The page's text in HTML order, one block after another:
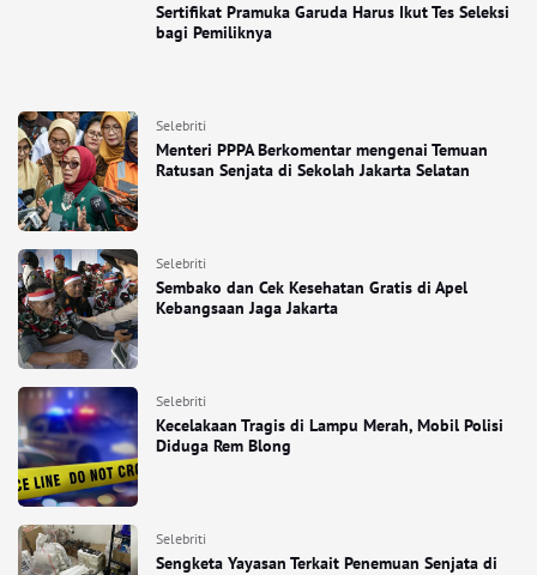
Sertifikat Pramuka Garuda Harus Ikut Tes Seleksi
bagi Pemiliknya
Selebriti
Menteri PPPA Berkomentar mengenai Temuan
Ratusan Senjata di Sekolah Jakarta Selatan
Selebriti
Sembako dan Cek Kesehatan Gratis di Apel
Kebangsaan Jaga Jakarta
Selebriti
Kecelakaan Tragis di Lampu Merah, Mobil Polisi
Diduga Rem Blong
Selebriti
Sengketa Yayasan Terkait Penemuan Senjata di